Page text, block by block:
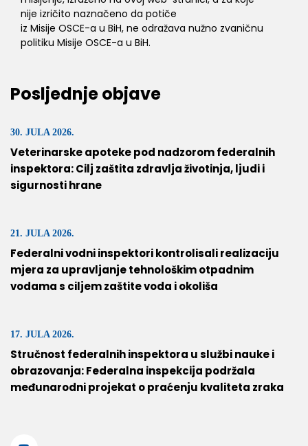
nije izričito naznačeno da potiče
iz Misije OSCE-a u BiH, ne odražava nužno zvaničnu
politiku Misije OSCE-a u BiH.
Posljednje objave
30. JULA 2026.
Veterinarske apoteke pod nadzorom federalnih
inspektora: Cilj zaštita zdravlja životinja, ljudi i
sigurnosti hrane
21. JULA 2026.
Federalni vodni inspektori kontrolisali realizaciju
mjera za upravljanje tehnološkim otpadnim
vodama s ciljem zaštite voda i okoliša
17. JULA 2026.
Stručnost federalnih inspektora u službi nauke i
obrazovanja: Federalna inspekcija podržala
međunarodni projekat o praćenju kvaliteta zraka